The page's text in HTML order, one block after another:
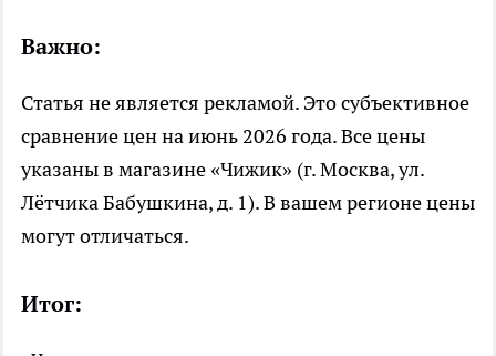
Важно:
Статья не является рекламой. Это субъективное
сравнение цен на июнь 2026 года. Все цены
указаны в магазине «Чижик» (г. Москва, ул.
Лётчика Бабушкина, д. 1). В вашем регионе цены
могут отличаться.
Итог: